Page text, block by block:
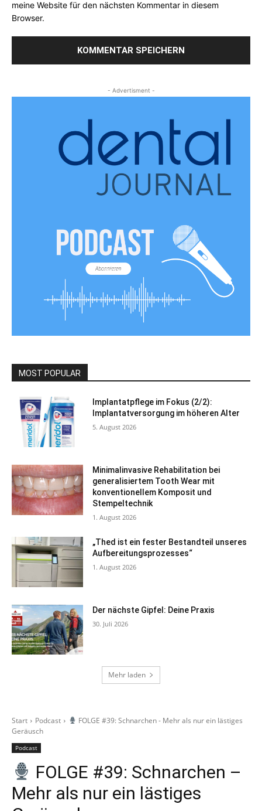
meine Website für den nächsten Kommentar in diesem
Browser.
- Advertisment -
MOST POPULAR
Implantatpflege im Fokus (2/2):
Implantatversorgung im höheren Alter
5. August 2026
Minimalinvasive Rehabilitation bei
generalisiertem Tooth Wear mit
konventionellem Komposit und
Stempeltechnik
1. August 2026
„Thed ist ein fester Bestandteil unseres
Aufbereitungsprozesses“
1. August 2026
Der nächste Gipfel: Deine Praxis
30. Juli 2026
Mehr laden